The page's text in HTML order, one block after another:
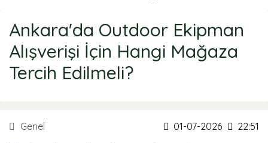
Ankara'da Outdoor Ekipman
Alışverişi İçin Hangi Mağaza
Tercih Edilmeli?
Genel 01-07-2026 22:51